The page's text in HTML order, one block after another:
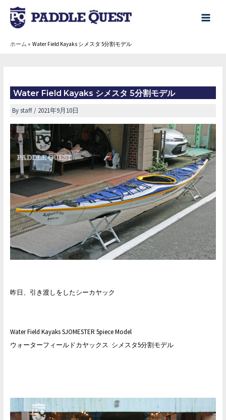
main
ホーム Water Field Kayaks シメスタ 5分割モデル
Water Field Kayaks シメスタ 5分割モデル
Bystaff/ 2021年9月10日
昨日、引き渡しをしたシーカヤック
Water Field Kayaks SJOMESTER 5piece Model
ウォーターフィールドカヤックス シメスタ5分割モデル